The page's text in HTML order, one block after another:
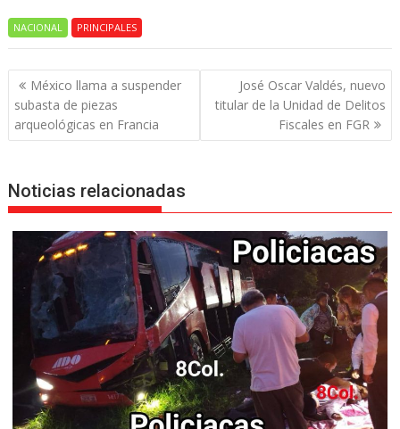
NACIONAL PRINCIPALES
Navegación
de
entradas
México llama a suspender
subasta de piezas
arqueológicas en Francia
José Oscar Valdés, nuevo
titular de la Unidad de Delitos
Fiscales en FGR
Noticias relacionadas